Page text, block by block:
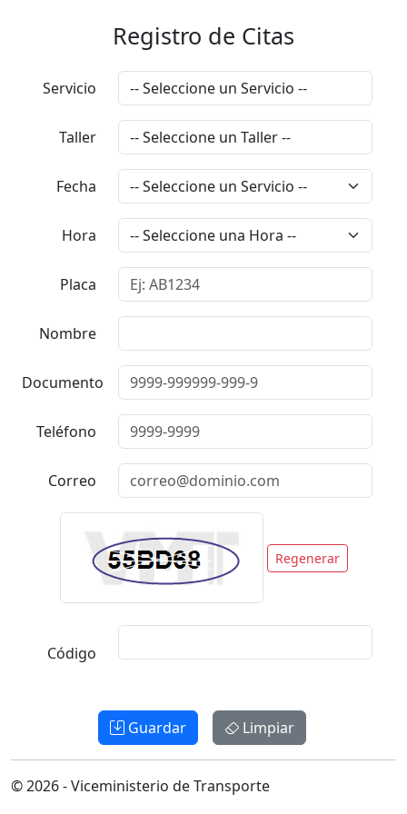
Registro de Citas
Servicio
Taller
Fecha
Hora
Placa
Nombre
Documento
Teléfono
Correo
Regenerar
Código
Guardar Limpiar
© 2026 - Viceministerio de Transporte